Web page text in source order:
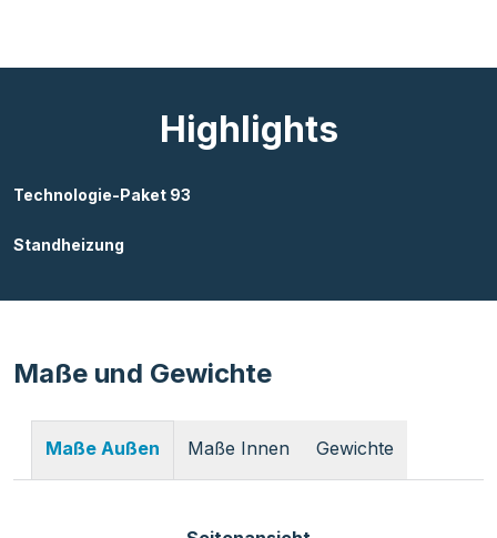
Highlights
Technologie-Paket 93
Standheizung
Maße und Gewichte
Maße Außen Maße Innen Gewichte